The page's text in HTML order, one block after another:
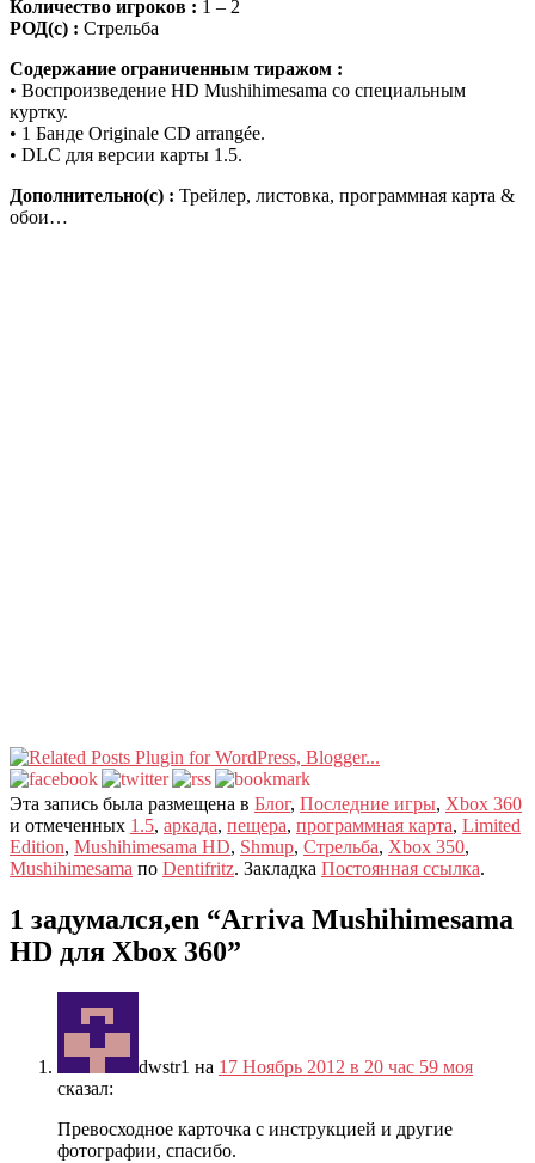
Количество игроков : 1 – 2
РОД(с) : Стрельба
Содержание ограниченным тиражом :
• Воспроизведение HD Mushihimesama со специальным
куртку.
• 1 Банде Originale CD arrangée.
• DLC для версии карты 1.5.
Дополнительно(с) : Трейлер, листовка, программная карта &
обои…
Эта запись была размещена в Блог, Последние игры, Xbox 360
и отмеченных 1.5, аркада, пещера, программная карта, Limited
Edition, Mushihimesama HD, Shmup, Стрельба, Xbox 350,
Mushihimesama по Dentifritz. Закладка Постоянная ссылка.
1 задумался,en “Arriva Mushihimesama
HD для Xbox 360”
dwstr1 на 17 Ноябрь 2012 в 20 час 59 моя
сказал:
Превосходное карточка с инструкцией и другие
фотографии, спасибо.